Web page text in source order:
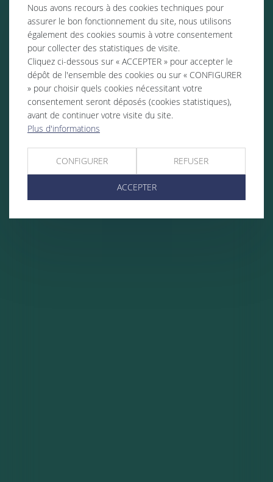
Nous avons recours à des cookies techniques pour
assurer le bon fonctionnement du site, nous utilisons
également des cookies soumis à votre consentement
pour collecter des statistiques de visite.
Cliquez ci-dessous sur « ACCEPTER » pour accepter le
dépôt de l'ensemble des cookies ou sur « CONFIGURER
» pour choisir quels cookies nécessitant votre
consentement seront déposés (cookies statistiques),
avant de continuer votre visite du site.
Plus d'informations
CONFIGURER REFUSER
ACCEPTER